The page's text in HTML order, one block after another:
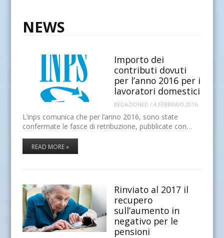
NEWS
Importo dei
contributi dovuti
per l’anno 2016 per i
lavoratori domestici
REDAZIONED / 4 FEBBRAIO 2016
L’inps comunica che per l’anno 2016, sono state
confermate le fasce di retribuzione, pubblicate con…
READ MORE »
Rinviato al 2017 il
recupero
sull’aumento in
negativo per le
pensioni